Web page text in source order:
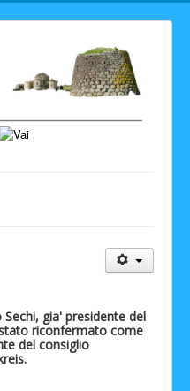
gia' presidente del
riconfermato come
del consiglio